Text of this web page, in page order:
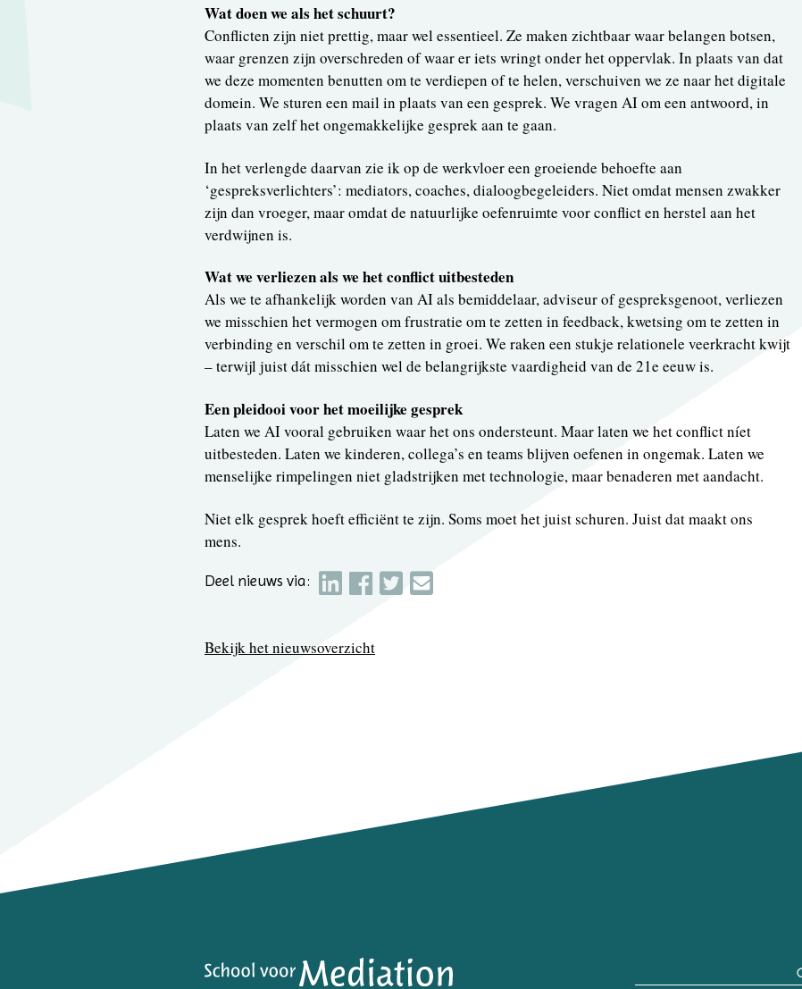
Wat doen we als het schuurt?
Conflicten zijn niet prettig, maar wel essentieel. Ze maken zichtbaar waar belangen botsen,
waar grenzen zijn overschreden of waar er iets wringt onder het oppervlak. In plaats van dat
we deze momenten benutten om te verdiepen of te helen, verschuiven we ze naar het digitale
domein. We sturen een mail in plaats van een gesprek. We vragen AI om een antwoord, in
plaats van zelf het ongemakkelijke gesprek aan te gaan.
In het verlengde daarvan zie ik op de werkvloer een groeiende behoefte aan
‘gespreksverlichters’: mediators, coaches, dialoogbegeleiders. Niet omdat mensen zwakker
zijn dan vroeger, maar omdat de natuurlijke oefenruimte voor conflict en herstel aan het
verdwijnen is.
Wat we verliezen als we het conflict uitbesteden
Als we te afhankelijk worden van AI als bemiddelaar, adviseur of gespreksgenoot, verliezen
we misschien het vermogen om frustratie om te zetten in feedback, kwetsing om te zetten in
verbinding en verschil om te zetten in groei. We raken een stukje relationele veerkracht kwijt
– terwijl juist dát misschien wel de belangrijkste vaardigheid van de 21e eeuw is.
Een pleidooi voor het moeilijke gesprek
Laten we AI vooral gebruiken waar het ons ondersteunt. Maar laten we het conflict níet
uitbesteden. Laten we kinderen, collega’s en teams blijven oefenen in ongemak. Laten we
menselijke rimpelingen niet gladstrijken met technologie, maar benaderen met aandacht.
Niet elk gesprek hoeft efficiënt te zijn. Soms moet het juist schuren. Juist dat maakt ons
mens.
Deel nieuws via:
Bekijk het nieuwsoverzicht